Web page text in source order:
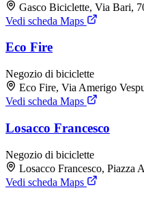
Gasco Biciclette, Via Bari,
Vedi scheda Maps
Eco Fire
Negozio di biciclette
Eco Fire, Via Amerigo
Vedi scheda Maps
Losacco Francesco
Negozio di biciclette
Losacco Francesco, Piazza
Vedi scheda Maps